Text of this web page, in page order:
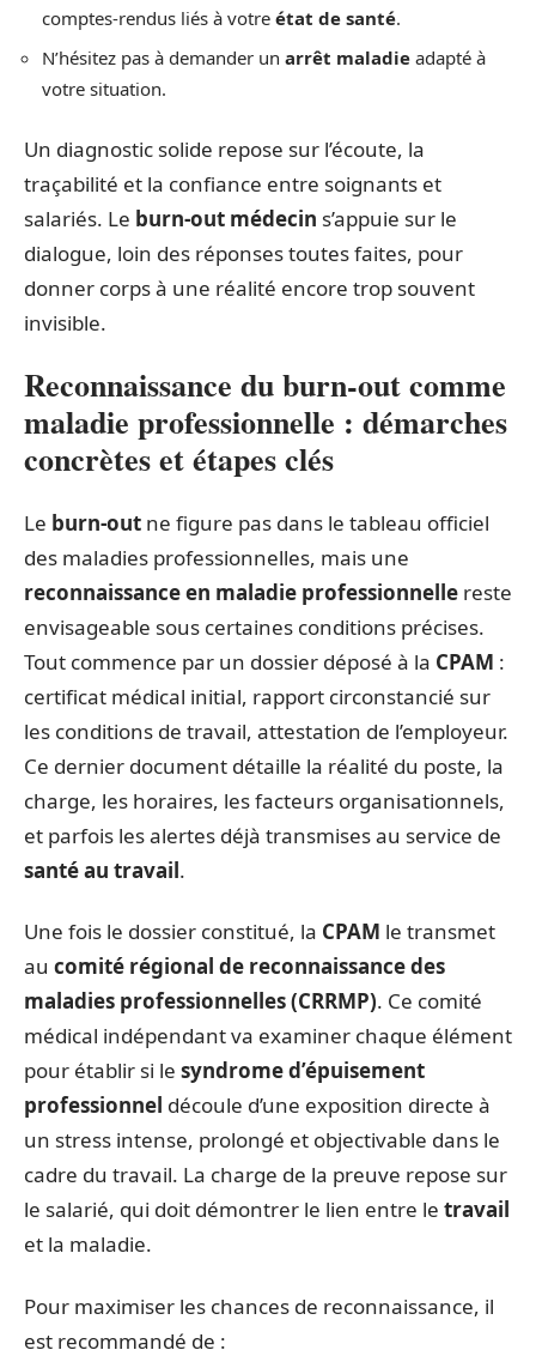
comptes-rendus liés à votre état de santé.
N’hésitez pas à demander un arrêt maladie adapté à
votre situation.
Un diagnostic solide repose sur l’écoute, la
traçabilité et la confiance entre soignants et
salariés. Le burn-out médecin s’appuie sur le
dialogue, loin des réponses toutes faites, pour
donner corps à une réalité encore trop souvent
invisible.
Reconnaissance du burn-out comme
maladie professionnelle : démarches
concrètes et étapes clés
Le burn-out ne figure pas dans le tableau officiel
des maladies professionnelles, mais une
reconnaissance en maladie professionnelle reste
envisageable sous certaines conditions précises.
Tout commence par un dossier déposé à la CPAM :
certificat médical initial, rapport circonstancié sur
les conditions de travail, attestation de l’employeur.
Ce dernier document détaille la réalité du poste, la
charge, les horaires, les facteurs organisationnels,
et parfois les alertes déjà transmises au service de
santé au travail.
Une fois le dossier constitué, la CPAM le transmet
au comité régional de reconnaissance des
maladies professionnelles (CRRMP). Ce comité
médical indépendant va examiner chaque élément
pour établir si le syndrome d’épuisement
professionnel découle d’une exposition directe à
un stress intense, prolongé et objectivable dans le
cadre du travail. La charge de la preuve repose sur
le salarié, qui doit démontrer le lien entre le travail
et la maladie.
Pour maximiser les chances de reconnaissance, il
est recommandé de :